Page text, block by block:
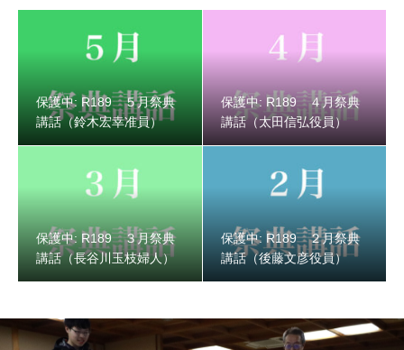
保護中: R189 ５月祭典
講話（鈴木宏幸准員）
保護中: R189 ４月祭典
講話（太田信弘役員）
保護中: R189 ３月祭典
講話（長谷川玉枝婦人）
保護中: R189 ２月祭典
講話（後藤文彦役員）